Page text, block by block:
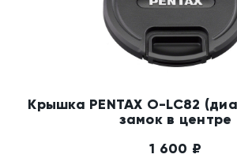
Крышка PENTAX O-LC82
замок в центре
1 600 ₽